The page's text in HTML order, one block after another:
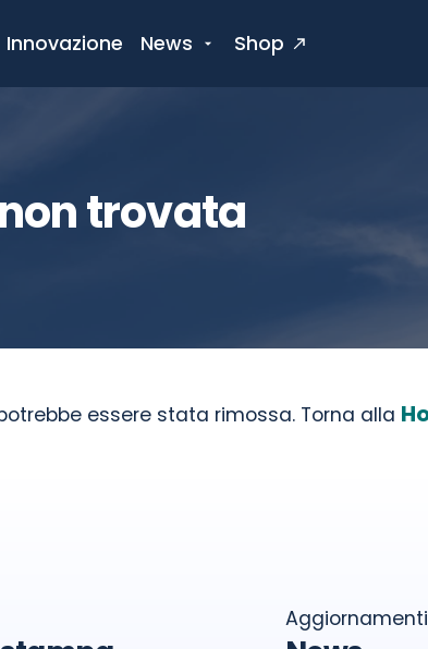
Innovazione News Shop
trovata
essere stata rimossa. Torna alla
Aggiornamenti